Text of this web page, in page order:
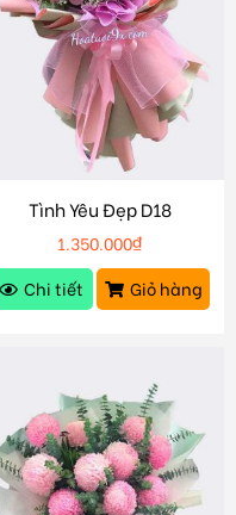
Tình Yêu Đẹp D18
1.350.000₫
Chi tiết
Giỏ hàng